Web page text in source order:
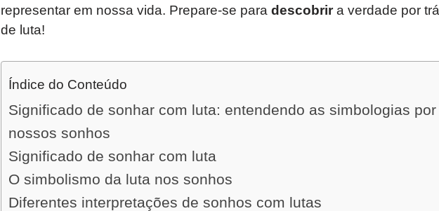
representar em nossa vida. Prepare-se para descobrira verdade por
de luta!
Índice do Conteúdo
Significado de sonhar com luta: entendendo as simbologias
nossos sonhos
Significado de sonhar com luta
O simbolismo da luta nos sonhos
Diferentes interpretações de sonhos com lutas